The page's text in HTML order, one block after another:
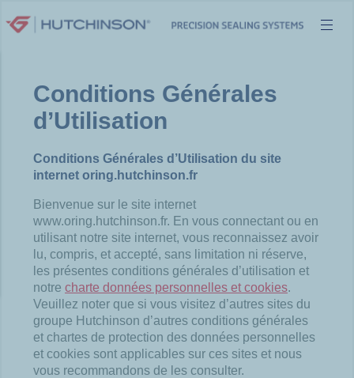
au
Conditions Générales
d’Utilisation
Conditions Générales d’Utilisation du site
internet oring.hutchinson.fr
Bienvenue sur le site internet
www.oring.hutchinson.fr. En vous connectant ou en
utilisant notre site internet, vous reconnaissez avoir
lu, compris, et accepté, sans limitation ni réserve,
les présentes conditions générales d’utilisation et
notre charte données personnelles et cookies.
Veuillez noter que si vous visitez d’autres sites du
groupe Hutchinson d’autres conditions générales
et chartes de protection des données personnelles
et cookies sont applicables sur ces sites et nous
vous recommandons de les consulter.